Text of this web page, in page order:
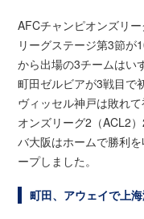
AFCチャンピオンズリ
リーグステージ第3節
から出場の3チームはい
町田ゼルビアが3戦目で
ヴィッセル神戸は敗れ
オンズリーグ2（ACL2
バ大阪はホームで勝利
ープしました。
町田、アウェイで上